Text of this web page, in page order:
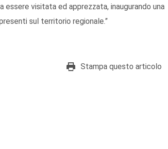
visitata ed apprezzata, inaugurando una
sul territorio regionale.”
Stampa questo articolo